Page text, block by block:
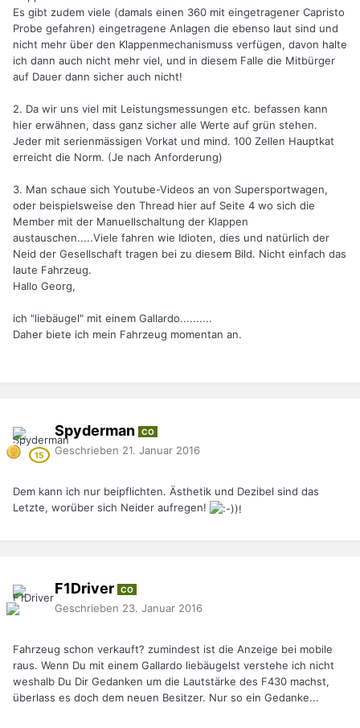
Es gibt zudem viele (damals einen 360 mit eingetragener Capristo
Probe gefahren) eingetragene Anlagen die ebenso laut sind und
nicht mehr über den Klappenmechanismuss verfügen, davon halte
ich dann auch nicht mehr viel, und in diesem Falle die Mitbürger
auf Dauer dann sicher auch nicht!
2. Da wir uns viel mit Leistungsmessungen etc. befassen kann
hier erwähnen, dass ganz sicher alle Werte auf grün stehen.
Jeder mit serienmässigen Vorkat und mind. 100 Zellen Hauptkat
erreicht die Norm. (Je nach Anforderung)
3. Man schaue sich Youtube-Videos an von Supersportwagen,
oder beispielsweise den Thread hier auf Seite 4 wo sich die
Member mit der Manuellschaltung der Klappen
austauschen.....Viele fahren wie Idioten, dies und natürlich der
Neid der Gesellschaft tragen bei zu diesem Bild. Nicht einfach das
laute Fahrzeug.
Hallo Georg,
ich "liebäugel" mit einem Gallardo..........
Daher biete ich mein Fahrzeug momentan an.
Spyderman CO
Geschrieben 21. Januar 2016
Dem kann ich nur beipflichten. Ästhetik und Dezibel sind das
Letzte, worüber sich Neider aufregen!
F1Driver CO
Geschrieben 23. Januar 2016
Fahrzeug schon verkauft? zumindest ist die Anzeige bei mobile
raus. Wenn Du mit einem Gallardo liebäugelst verstehe ich nicht
weshalb Du Dir Gedanken um die Lautstärke des F430 machst,
überlass es doch dem neuen Besitzer. Nur so ein Gedanke...